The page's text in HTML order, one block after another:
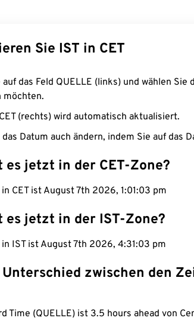
Sie IST in CET
das Feld QUELLE (links) und wählen Sie
möchten.
(rechts) wird automatisch aktualisiert.
das Datum auch ändern, indem Sie auf das
es jetzt in der CET-Zone?
CET ist August 7th 2026, 1:01:04 pm
es jetzt in der IST-Zone?
IST ist August 7th 2026, 4:31:04 pm
Unterschied zwischen den
Time (QUELLE) ist 3.5 hours ahead von